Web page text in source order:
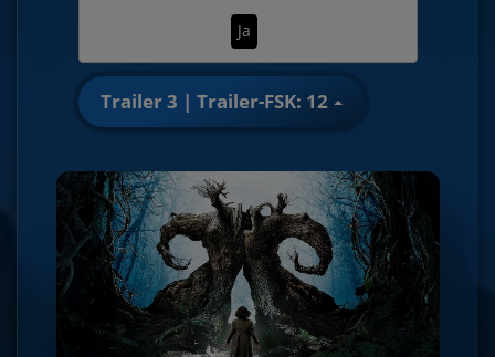
Ja
Trailer 3 | Trailer-FSK: 12